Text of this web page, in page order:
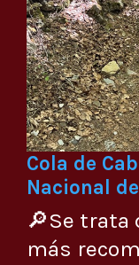
Cola de
Nacional
🔎Se trata
más